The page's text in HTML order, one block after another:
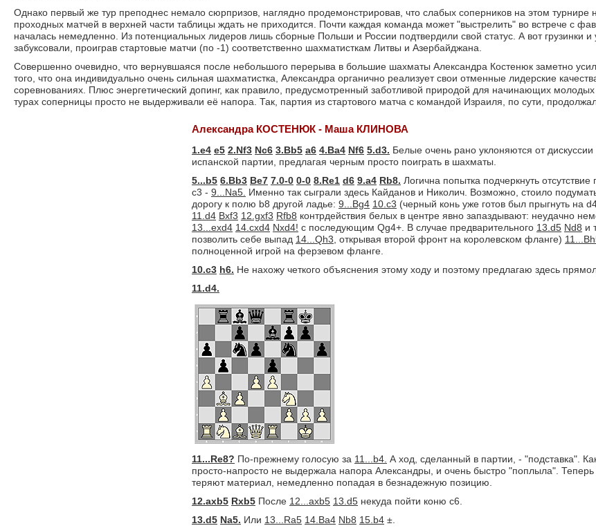
Однако первый же тур преподнес немало сюрпризов, наглядно продемонстрировав, что слабых соперников на этом турнире
проходных матчей в верхней части таблицы ждать не приходится. Почти каждая команда может "выстрелить" во встрече с
началась немедленно. Из потенциальных лидеров лишь сборные Польши и России подтвердили свой статус. А вот грузинки и
забуксовали, проиграв стартовые матчи (по -1) соответственно шахматисткам Литвы и Азербайджана.
Совершенно очевидно, что вернувшаяся после небольшого перерыва в большие шахматы Александра Костенюк заметно
того, что она индивидуально очень сильная шахматистка, Александра органично реализует свои отменные лидерские
соревнованиях. Плюс энергетический допинг, как правило, предусмотренный заботливой природой для начинающих
турах соперницы просто не выдерживали её напора. Так, партия из стартового матча с командой Израиля, по сути,
Александра КОСТЕНЮК - Маша КЛИНОВА
1.e4 e5 2.Nf3 Nc6 3.Bb5 a6 4.Ba4 Nf6 5.d3. Белые очень рано уклоняются от дискуссии
испанской партии, предлагая черным просто поиграть в шахматы.
5...b5 6.Bb3 Be7 7.0-0 0-0 8.Re1 d6 9.a4 Rb8. Логична попытка подчеркнуть
с3 - 9...Na5. Именно так сыграли здесь Кайданов и Николич. Возможно, стоило
дорогу к полю b8 другой ладье: 9...Bg4 10.c3 (черный конь уже готов был прыгнуть на
11.d4 Bxf3 12.gxf3 Rfb8 контрдействия белых в центре явно запаздывают: неудачно
13...exd4 14.cxd4 Nxd4! с последующим Qg4+. В случае предварительного 13.d5 Nd8 и
позволить себе выпад 14...Qh3, открывая второй фронт на королевском фланге)
полноценной игрой на ферзевом фланге.
10.c3 h6. Не нахожу четкого объяснения этому ходу и поэтому предлагаю здесь
11.d4.
11...Re8? По-прежнему голосую за 11...b4. А ход, сделанный в партии, - "подставка".
просто-напросто не выдержала напора Александры, и очень быстро "поплыла".
теряют материал, немедленно попадая в безнадежную позицию.
12.axb5 Rxb5 После 12...axb5 13.d5 некуда пойти коню с6.
13.d5 Na5. Или 13...Ra5 14.Ba4 Nb8 15.b4 ±.